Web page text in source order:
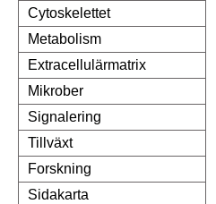
Cytoskelettet
Metabolism
Extracellulärmatrix
Mikrober
Signalering
Tillväxt
Forskning
Sidakarta